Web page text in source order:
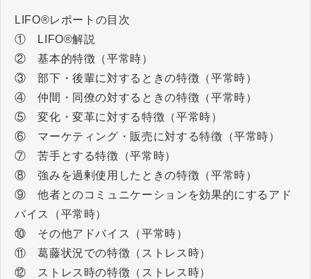
LIFO®レポートの目次
① LIFO®解説
② 基本的特徴（平常時）
③ 部下・後輩に対するときの特徴（平常時）
④ 仲間・同僚の対するときの特徴（平常時）
⑤ 変化・変革に対する特徴（平常時）
⑥ マーケティング・販売に対する特徴（平常時）
⑦ 苦手とする特徴（平常時）
⑧ 強みを過剰使用したときの特徴（平常時）
⑨ 他者とのコミュニケーションを効果的にするアド
バイス（平常時）
⑩ その他アドバイス（平常時）
⑪ 葛藤状況での特徴（ストレス時）
⑫ ストレス時の特徴（ストレス時）